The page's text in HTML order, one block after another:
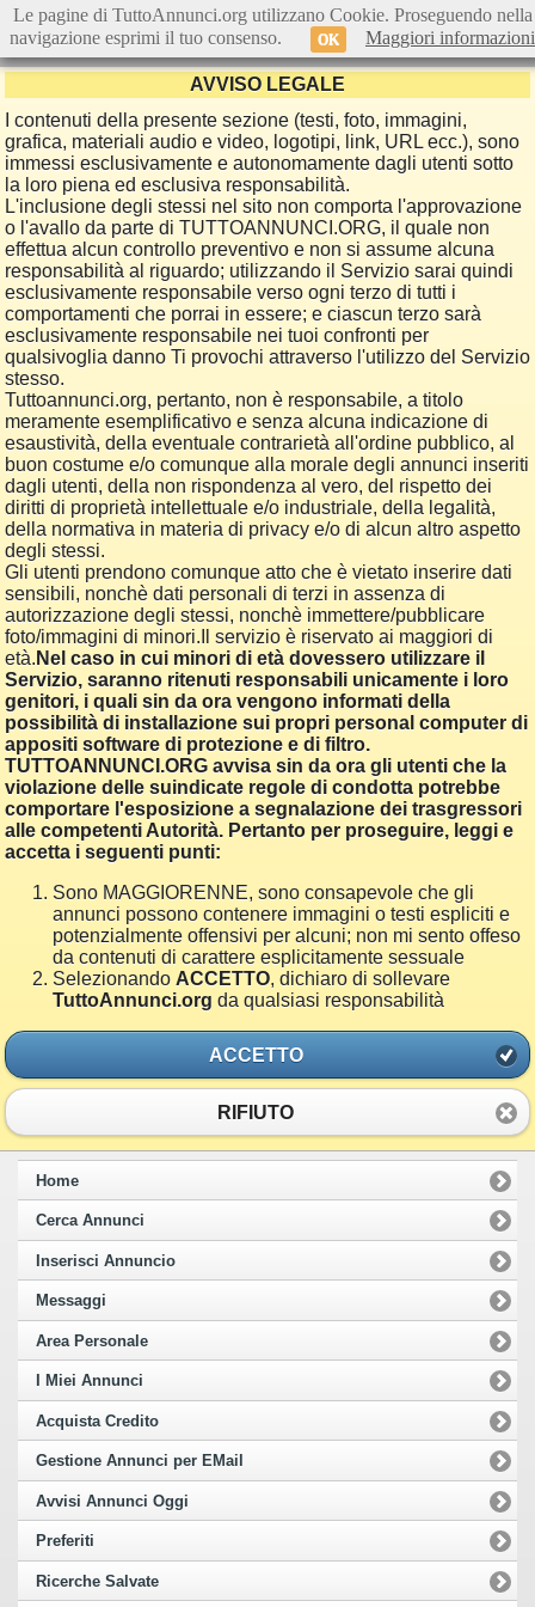
AVVISO LEGALE
I contenuti della presente sezione (testi, foto, immagini,
grafica, materiali audio e video, logotipi, link, URL ecc.), sono
immessi esclusivamente e autonomamente dagli utenti sotto
la loro piena ed esclusiva responsabilità.
L'inclusione degli stessi nel sito non comporta l'approvazione
o l'avallo da parte di TUTTOANNUNCI.ORG, il quale non
effettua alcun controllo preventivo e non si assume alcuna
responsabilità al riguardo; utilizzando il Servizio sarai quindi
esclusivamente responsabile verso ogni terzo di tutti i
comportamenti che porrai in essere; e ciascun terzo sarà
esclusivamente responsabile nei tuoi confronti per
qualsivoglia danno Ti provochi attraverso l'utilizzo del Servizio
stesso.
Tuttoannunci.org, pertanto, non è responsabile, a titolo
meramente esemplificativo e senza alcuna indicazione di
esaustività, della eventuale contrarietà all'ordine pubblico, al
buon costume e/o comunque alla morale degli annunci inseriti
dagli utenti, della non rispondenza al vero, del rispetto dei
diritti di proprietà intellettuale e/o industriale, della legalità,
della normativa in materia di privacy e/o di alcun altro aspetto
degli stessi.
Gli utenti prendono comunque atto che è vietato inserire dati
sensibili, nonchè dati personali di terzi in assenza di
autorizzazione degli stessi, nonchè immettere/pubblicare
foto/immagini di minori.Il servizio è riservato ai maggiori di
età. Nel caso in cui minori di età dovessero utilizzare il
Servizio, saranno ritenuti responsabili unicamente i loro
genitori, i quali sin da ora vengono informati della
possibilità di installazione sui propri personal computer di
appositi software di protezione e di filtro.
TUTTOANNUNCI.ORG avvisa sin da ora gli utenti che la
violazione delle suindicate regole di condotta potrebbe
comportare l'esposizione a segnalazione dei trasgressori
alle competenti Autorità. Pertanto per proseguire, leggi e
accetta i seguenti punti:
Sono MAGGIORENNE, sono consapevole che gli
annunci possono contenere immagini o testi espliciti e
potenzialmente offensivi per alcuni; non mi sento offeso
da contenuti di carattere esplicitamente sessuale
Selezionando ACCETTO, dichiaro di sollevare
TuttoAnnunci.org da qualsiasi responsabilità
ACCETTO
RIFIUTO
Home
Cerca Annunci
Inserisci Annuncio
Messaggi
Area Personale
I Miei Annunci
Acquista Credito
Gestione Annunci per EMail
Avvisi Annunci Oggi
Preferiti
Ricerche Salvate
Le pagine di TuttoAnnunci.org utilizzano Cookie. Proseguendo nella
navigazione esprimi il tuo consenso.
OK Maggiori informazioni